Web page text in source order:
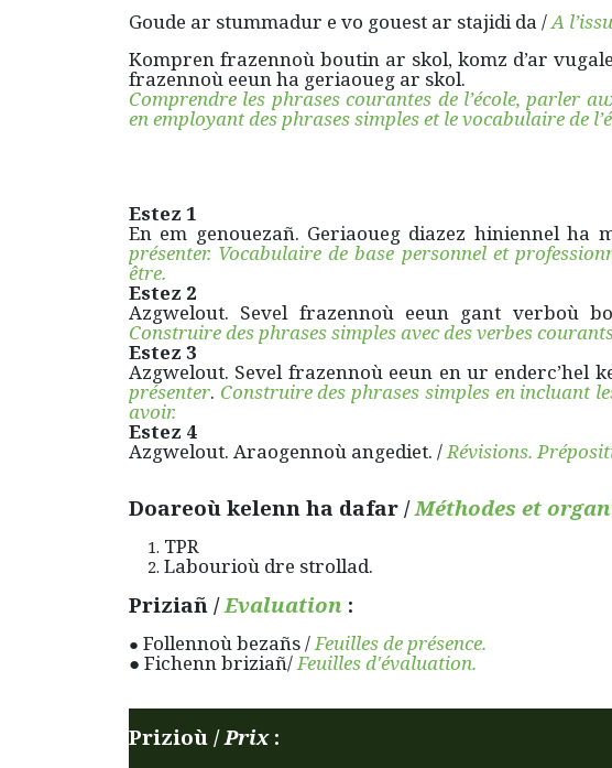
Goude ar stummadur e vo gouest ar stajidi da /A
Kompren frazennoù boutin ar skol, komz d’ar
frazennoù eeun ha geriaoueg ar skol.
Comprendre les phrases courantes de l’école, parler
en employant des phrases simples et le vocabulaire de
Estez 1
En em genouezañ. Geriaoueg diazez hiniennel ha
présenter. Vocabulaire de base personnel et
être.
Estez 2
Azgwelout. Sevel frazennoù eeun gant verboù
Construire des phrases simples avec des verbes
Estez 3
Azgwelout. Sevel frazennoù eeun en ur enderc’hel
présenter. Construire des phrases simples en incluant
avoir.
Estez 4
Azgwelout. Araogennoù angediet. /Révisions.
Doareoù kelenn ha dafar / Méthodes et
TPR
Labourioù dre strollad.
Priziañ /Evaluation :
● Follennoù bezañs /Feuilles de présence.
● Fichenn briziañ/Feuilles d'évaluation.
Prizioù /Prix: